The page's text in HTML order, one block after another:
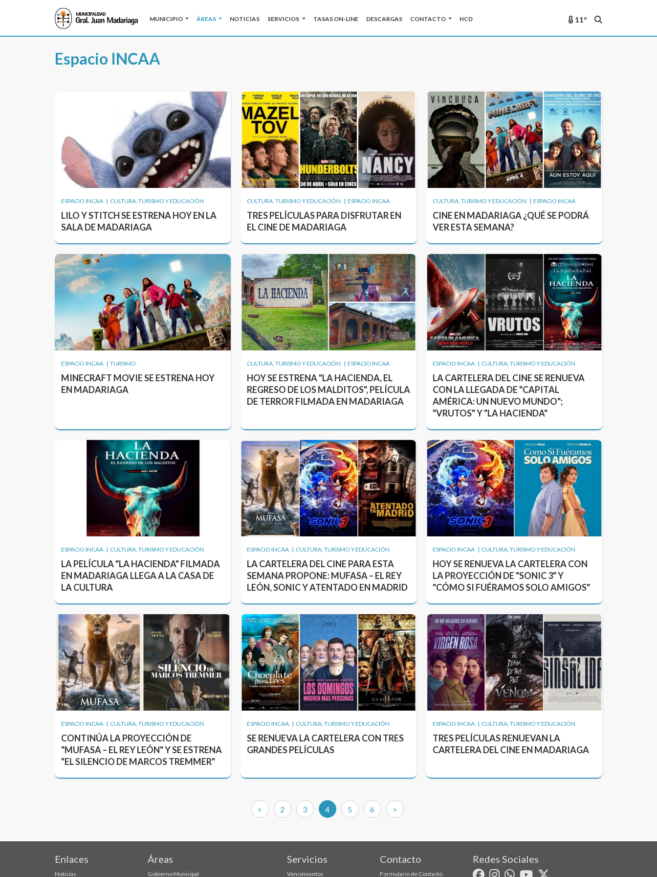
MUNICIPIO ÁREAS NOTICIAS SERVICIOS TASAS ON-LINE DESCARGAS CONTACTO HCD 11°
Espacio INCAA
ESPACIO INCAA | CULTURA, TURISMO Y EDUCACIÓN
LILO Y STITCH SE ESTRENA HOY EN LA
SALA DE MADARIAGA
CULTURA, TURISMO Y EDUCACIÓN | ESPACIO INCAA
TRES PELÍCULAS PARA DISFRUTAR EN
EL CINE DE MADARIAGA
CULTURA, TURISMO Y EDUCACIÓN | ESPACIO INCAA
CINE EN MADARIAGA ¿QUÉ SE PODRÁ
VER ESTA SEMANA?
ESPACIO INCAA | TURISMO
MINECRAFT MOVIE SE ESTRENA HOY
EN MADARIAGA
CULTURA, TURISMO Y EDUCACIÓN | ESPACIO INCAA
HOY SE ESTRENA "LA HACIENDA, EL
REGRESO DE LOS MALDITOS", PELÍCULA
DE TERROR FILMADA EN MADARIAGA
ESPACIO INCAA | CULTURA, TURISMO Y EDUCACIÓN
LA CARTELERA DEL CINE SE RENUEVA
CON LA LLEGADA DE "CAPITAL
AMÉRICA: UN NUEVO MUNDO";
"VRUTOS" Y "LA HACIENDA"
ESPACIO INCAA | CULTURA, TURISMO Y EDUCACIÓN
LA PELÍCULA "LA HACIENDA" FILMADA
EN MADARIAGA LLEGA A LA CASA DE
LA CULTURA
ESPACIO INCAA | CULTURA, TURISMO Y EDUCACIÓN
LA CARTELERA DEL CINE PARA ESTA
SEMANA PROPONE: MUFASA – EL REY
LEÓN, SONIC Y ATENTADO EN MADRID
ESPACIO INCAA | CULTURA, TURISMO Y EDUCACIÓN
HOY SE RENUEVA LA CARTELERA CON
LA PROYECCIÓN DE "SONIC 3" Y
"CÓMO SI FUÉRAMOS SOLO AMIGOS"
ESPACIO INCAA | CULTURA, TURISMO Y EDUCACIÓN
CONTINÚA LA PROYECCIÓN DE
"MUFASA – EL REY LEÓN" Y SE ESTRENA
"EL SILENCIO DE MARCOS TREMMER"
ESPACIO INCAA | CULTURA, TURISMO Y EDUCACIÓN
SE RENUEVA LA CARTELERA CON TRES
GRANDES PELÍCULAS
ESPACIO INCAA | CULTURA, TURISMO Y EDUCACIÓN
TRES PELÍCULAS RENUEVAN LA
CARTELERA DEL CINE EN MADARIAGA
< 2 3 4(current)
5 6 >
Enlaces
Noticias
Áreas
Gobierno Municipal
Servicios
Vencimientos
Contacto
Formulario de Contacto
Redes Sociales